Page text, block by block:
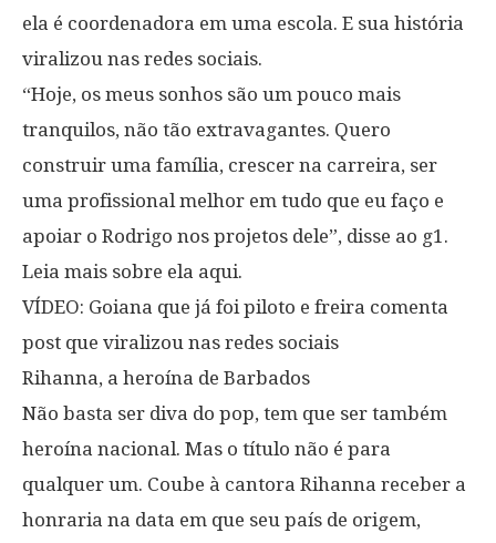
ela é coordenadora em uma escola. E sua história
viralizou nas redes sociais.
“Hoje, os meus sonhos são um pouco mais
tranquilos, não tão extravagantes. Quero
construir uma família, crescer na carreira, ser
uma profissional melhor em tudo que eu faço e
apoiar o Rodrigo nos projetos dele”, disse ao g1.
Leia mais sobre ela aqui.
VÍDEO: Goiana que já foi piloto e freira comenta
post que viralizou nas redes sociais
Rihanna, a heroína de Barbados
Não basta ser diva do pop, tem que ser também
heroína nacional. Mas o título não é para
qualquer um. Coube à cantora Rihanna receber a
honraria na data em que seu país de origem,